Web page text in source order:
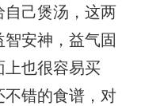
自己煲汤，这两
安神，益气固
上也很容易买
错的食谱，对